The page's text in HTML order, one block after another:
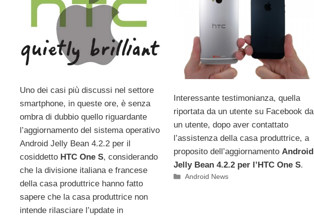
Uno dei casi più discussi nel settore
smartphone, in queste ore, è senza
ombra di dubbio quello riguardante
l’aggiornamento del sistema operativo
Android Jelly Bean 4.2.2 per il
cosiddetto HTC One S, considerando
che la divisione italiana e francese
della casa produttrice hanno fatto
sapere che la casa produttrice non
intende rilasciare l’update in
Interessante testimonianza, quella
riportata da un utente su Facebook da
un utente, dopo aver contattato
l’assistenza della casa produttrice, a
proposito dell’aggiornamento Android
Jelly Bean 4.2.2 per l’HTC One S.
Categorie
Android News